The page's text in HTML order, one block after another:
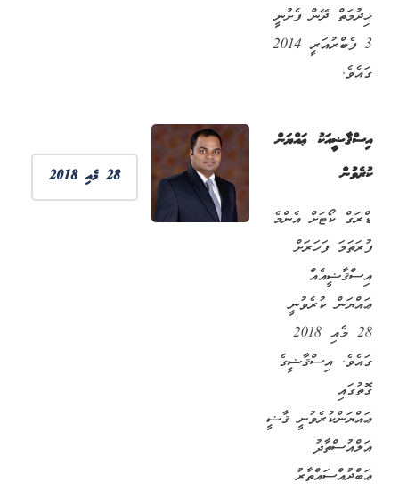
ޚިދުމަތް ދޭން ފެށުނީ
3 ފެބްރުއަރީ 2014
ގައެވެ.
28 މެއި 2018
އިސްޤާޟީއަކު ޢައްޔަން
ކުރެވުން
ޑްރަގް ކޯޓަށް އެންމެ
ފުރަތަމަ ފަހަރަށް
އިސްޤާޟީއެއް
ޢައްޔަން ކުރެވުނީ
28 މެއި 2018
ގައެވެ. އިސްޤާޟީގެ
ގޮތުގައި
ޢައްޔަންކުރެވުނީ ޤާޟީ
އަލްއުސްތާޛު
ޢަބްދުއްސައްތާރު